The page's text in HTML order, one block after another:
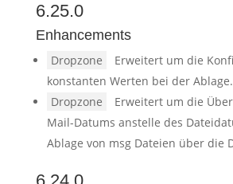
6.25.0
Enhancements
Dropzone
Erweitert um die
konstanten Werten bei der Ablage.
Dropzone
Erweitert um die
Mail-Datums anstelle des
Ablage von msg Dateien über die